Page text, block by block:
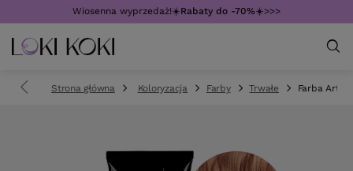
Wiosenna wyprzedaż!☀️Rabaty do -70%☀️>>>
Strona główna Koloryzacja Farby Trwałe Farba